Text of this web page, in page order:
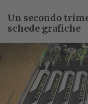
Un secondo
schede grafiche